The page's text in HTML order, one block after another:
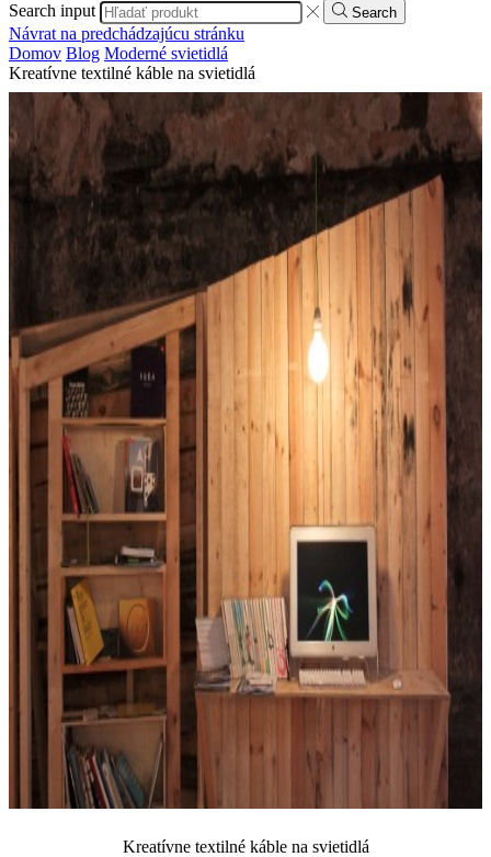
Search input
Search
Návrat na predchádzajúcu stránku
Domov Blog Moderné svietidlá
Kreatívne textilné káble na svietidlá
Kreatívne textilné káble na svietidlá